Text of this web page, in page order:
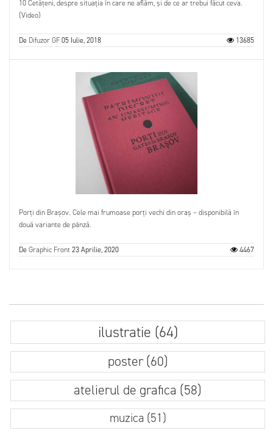
10 Cetățeni, despre situația în care ne aflăm, și de ce ar trebui făcut ceva.
(Video)
De Difuzor GF05 Iulie, 2018 13685
Porți din Brașov. Cele mai frumoase porți vechi din oraș – disponibilă în
două variante de pânză.
DeGraphic Front23 Aprilie, 2020 4467
ilustratie (64)
poster (60)
atelierul de grafica (58)
muzica (51)